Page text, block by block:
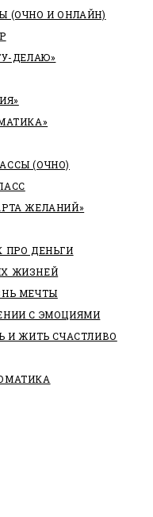
(ОЧНО И ОНЛАЙН)
ДЕЛАЮ»
(ОЧНО)
ЖЕЛАНИЙ»
ПРО ДЕНЬГИ
ЖИЗНЕЙ
МЕЧТЫ
С ЭМОЦИЯМИ
И ЖИТЬ СЧАСТЛИВО